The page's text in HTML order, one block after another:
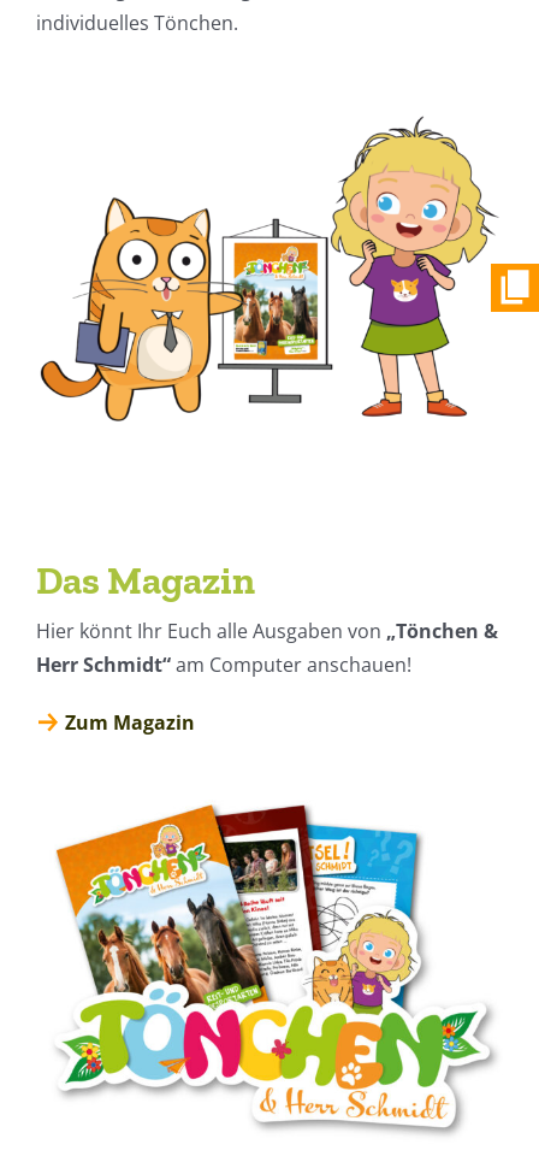
individuelles Tönchen.
Das Magazin
Hier könnt Ihr Euch alle Ausgaben von „Tönchen &
Herr Schmidt“am Computer anschauen!
Zum Magazin